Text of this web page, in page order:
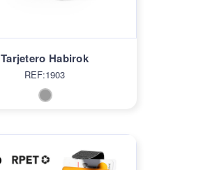
Tarjetero Habirok
REF:1903